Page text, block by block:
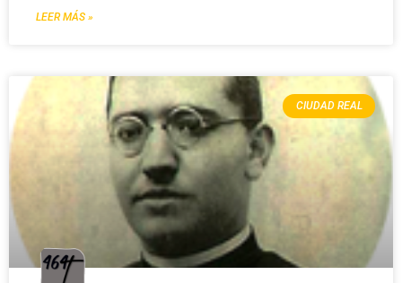
LEER MÁS »
CIUDAD REAL